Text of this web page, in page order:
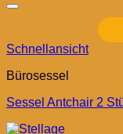
Schnellansicht
Bürosessel
Sessel Antchair 2